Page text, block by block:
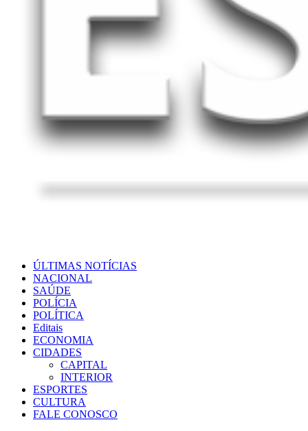
ÚLTIMAS NOTÍCIAS
NACIONAL
SAÚDE
POLÍCIA
POLÍTICA
Editais
ECONOMIA
CIDADES
CAPITAL
INTERIOR
ESPORTES
CULTURA
FALE CONOSCO